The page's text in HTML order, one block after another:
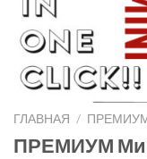
ГЛАВНАЯ /
ПРЕМИУМ